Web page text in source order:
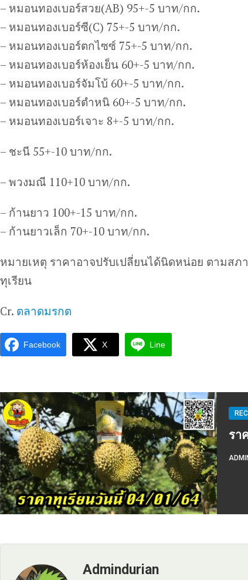
– หมอนทองเบอร์สวย(AB) 95+-5 บาท/กก.
– หมอนทองเบอร์ซี(C) 75+-5 บาท/กก.
– หมอนทองเบอร์ตกไซซ์ 75+-5 บาท/กก.
– หมอนทองเบอร์ห้องเย็น 60+-5 บาท/กก.
– หมอนทองเบอร์จัมโบ้ 60+-5 บาท/กก.
– หมอนทองเบอร์ตำหนิ 60+-5 บาท/กก.
– หมอนทองเบอร์เจาะ 8+-5 บาท/กก.
– ชะนี 55+-10 บาท/กก.
– พวงมณี 110+10 บาท/กก.
– ก้านยาว 100+-15 บาท/กก.
– ก้านยาวเล็ก 70+-10 บาท/กก.
หมายเหตุ ราคาอาจปรับเปลี่ยนได้นิดหน่อย ตามส
ทุเรียน
Cr. ตลาดมรกต
Facebook X Line
รา
Admindurian